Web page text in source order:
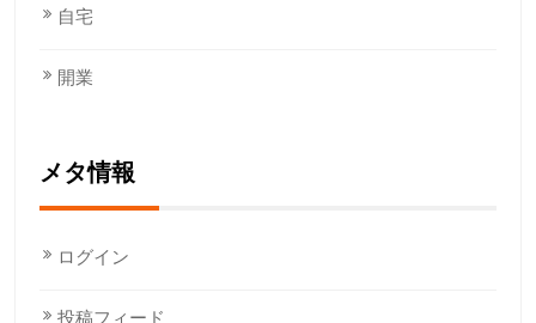
自宅
開業
メタ情報
ログイン
投稿フィード